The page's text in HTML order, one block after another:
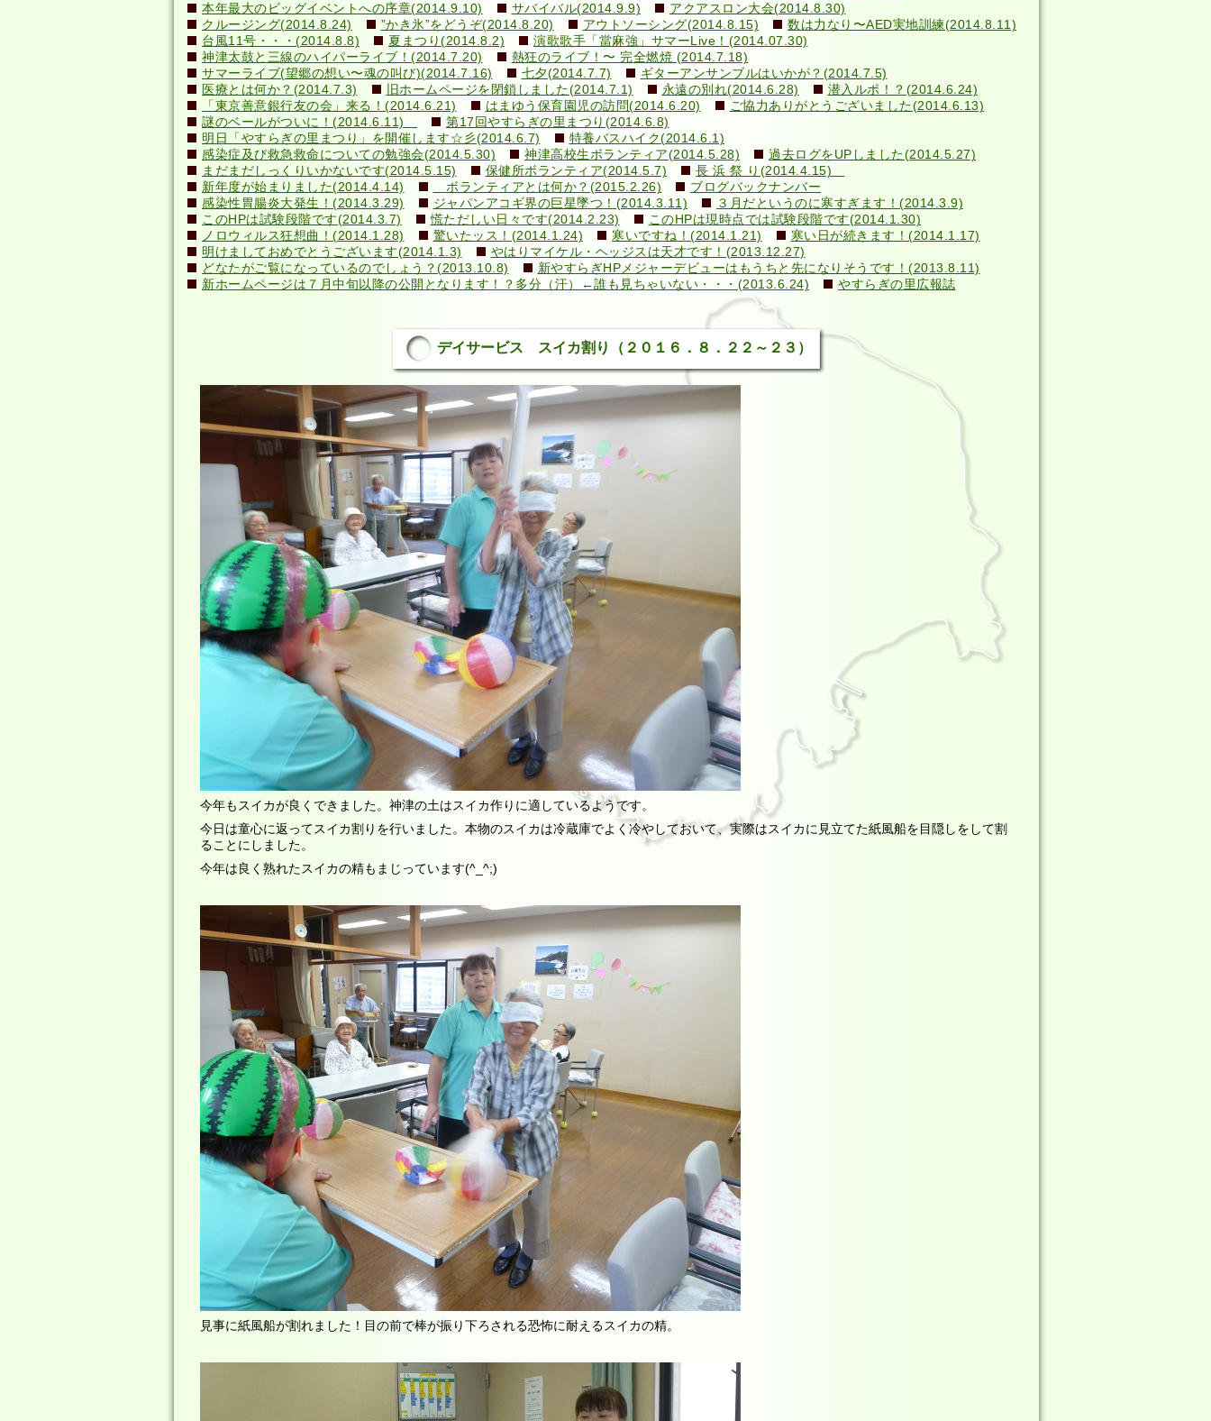
本年最大のビッグイベントへの序章(2014.9.10)
サバイバル(2014.9.9)
アクアスロン大会(2014.8.30)
クルージング(2014.8.24)
”かき氷”をどうぞ(2014.8.20) アウトソーシング(2014.8.15)
数は力なり〜AED実地訓練(2014.8.11)
台風11号・・・(2014.8.8)
夏まつり(2014.8.2)
演歌歌手「當麻強」サマーLive！(2014.07.30)
神津太鼓と三線のハイパーライブ！(2014.7.20)
熱狂のライブ！〜 完全燃焼 (2014.7.18)
サマーライブ(望郷の想い〜魂の叫び)(2014.7.16)
七夕(2014.7.7)
ギターアンサンブルはいかが？(2014.7.5)
医療とは何か？(2014.7.3)
旧ホームページを閉鎖しました(2014.7.1) 永遠の別れ(2014.6.28)
潜入ルポ！？(2014.6.24)
「東京善意銀行友の会」来る！(2014.6.21)
はまゆう保育園児の訪問(2014.6.20)
ご協力ありがとうございました(2014.6.13)
謎のベールがついに！(2014.6.11)
第17回やすらぎの里まつり(2014.6.8)
明日「やすらぎの里まつり」を開催します☆彡(2014.6.7)
特養バスハイク(2014.6.1)
感染症及び救急救命についての勉強会(2014.5.30)
神津高校生ボランティア(2014.5.28)
過去ログをUPしました(2014.5.27)
まだまだしっくりいかないです(2014.5.15)
保健所ボランティア(2014.5.7)
長 浜 祭 り(2014.4.15)
新年度が始まりました(2014.4.14)
ボランティアとは何か？(2015.2.26)
ブログバックナンバー
感染性胃腸炎大発生！(2014.3.29)
ジャパンアコギ界の巨星墜つ！(2014.3.11)
３月だというのに寒すぎます！(2014.3.9)
このHPは試験段階です(2014.3.7)
慌ただしい日々です(2014.2.23)
このHPは現時点では試験段階です(2014.1.30)
ノロウィルス狂想曲！(2014.1.28)
驚いたッス！(2014.1.24) 寒いですね！(2014.1.21)
寒い日が続きます！(2014.1.17)
明けましておめでとうございます(2014.1.3)
やはりマイケル・ヘッジスは天才です！(2013.12.27)
どなたがご覧になっているのでしょう？(2013.10.8)
新やすらぎHPメジャーデビューはもうちと先になりそうです！(2013.8.11)
新ホームページは７月中旬以降の公開となります！？多分（汗）←誰も見ちゃいない・・・(2013.6.24)
やすらぎの里広報誌
デイサービス スイカ割り（２０１６．８．２２～２３）
今年もスイカが良くできました。神津の土はスイカ作りに適しているようです。
今日は童心に返ってスイカ割りを行いました。本物のスイカは冷蔵庫でよく冷やしておいて、実際はスイカに見立てた紙風船を目隠しをして割
ることにしました。
今年は良く熟れたスイカの精もまじっています(^_^;)
見事に紙風船が割れました！目の前で棒が振り下ろされる恐怖に耐えるスイカの精。